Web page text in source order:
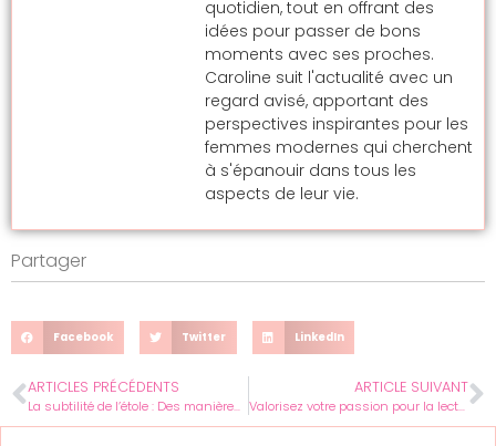
quotidien, tout en offrant des
idées pour passer de bons
moments avec ses proches.
Caroline suit l'actualité avec un
regard avisé, apportant des
perspectives inspirantes pour les
femmes modernes qui cherchent
à s'épanouir dans tous les
aspects de leur vie.
Partager
Facebook Twitter LinkedIn
ARTICLES PRÉCÉDENTS
La subtilité de l’étole : Des manières raffinées de la mettre en valeur
ARTICLE SUIVANT
Valorisez votre passion pour la lecture : Tutoriel pour femmes sur la confection d’une boite à livres